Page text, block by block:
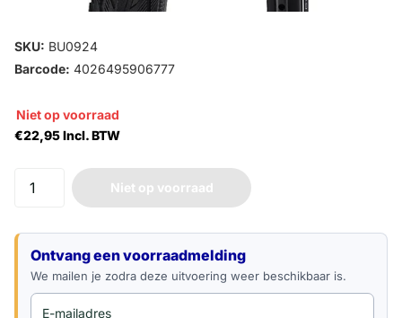
SKU: BU0924
Barcode: 4026495906777
Niet op voorraad
€22,95 Incl. BTW
Niet op voorraad
Ontvang een voorraadmelding
We mailen je zodra deze uitvoering weer beschikbaar is.
E-mailadres